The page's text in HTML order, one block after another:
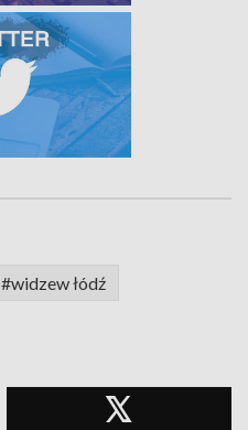
#widzew łódź